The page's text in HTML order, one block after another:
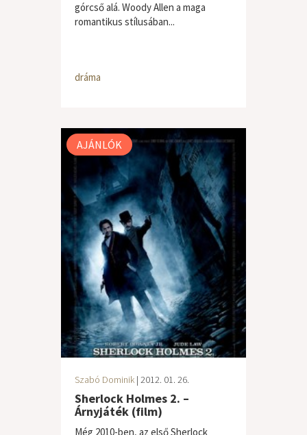
górcső alá. Woody Allen a maga
romantikus stílusában...
dráma
AJÁNLÓK
Szabó Dominik | 2012. 01. 26.
Sherlock Holmes 2. –
Árnyjáték (film)
Még 2010-ben, az első Sherlock